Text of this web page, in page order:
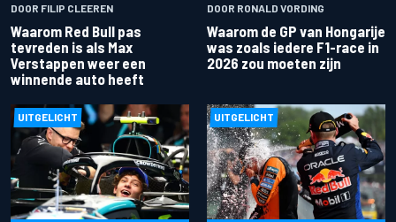
DOOR FILIP CLEEREN
Waarom Red Bull pas
tevreden is als Max
Verstappen weer een
winnende auto heeft
DOOR RONALD VORDING
Waarom de GP van Hongarije
was zoals iedere F1-race in
2026 zou moeten zijn
UITGELICHT UITGELICHT